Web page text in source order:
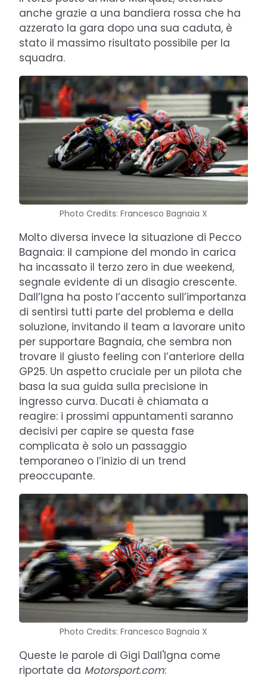
anche grazie a una bandiera rossa che ha
azzerato la gara dopo una sua caduta, è
stato il massimo risultato possibile per la
squadra.
Photo Credits: Francesco Bagnaia X
Molto diversa invece la situazione di Pecco
Bagnaia: il campione del mondo in carica
ha incassato il terzo zero in due weekend,
segnale evidente di un disagio crescente.
Dall’Igna ha posto l’accento sull’importanza
di sentirsi tutti parte del problema e della
soluzione, invitando il team a lavorare unito
per supportare Bagnaia, che sembra non
trovare il giusto feeling con l’anteriore della
GP25. Un aspetto cruciale per un pilota che
basa la sua guida sulla precisione in
ingresso curva. Ducati è chiamata a
reagire: i prossimi appuntamenti saranno
decisivi per capire se questa fase
complicata è solo un passaggio
temporaneo o l’inizio di un trend
preoccupante.
Photo Credits: Francesco Bagnaia X
Queste le parole di Gigi Dall'Igna come
riportate da Motorsport.com: